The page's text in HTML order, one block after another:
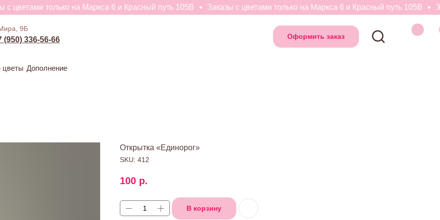
цветами только на Маркса 6 и Красный путь 105В Заказы с цветами только на Маркса 6 и Красный путь 105В
Дополнение
9Б
(950) 336-56-66 Оформить заказ
Открытка «Единорог»
SKU: 412
100 р.
В корзину